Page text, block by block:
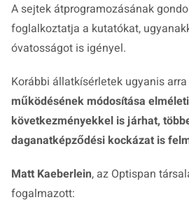
A sejtek átprogramozásának
foglalkoztatja a kutatókat,
óvatosságot is igényel.
Korábbi állatkísérletek ugyanis
működésének módosítása
következményekkel is járhat,
daganatképződési kockázat is
Matt Kaeberlein, az Optispan
fogalmazott: